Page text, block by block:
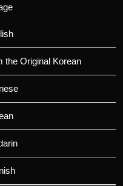
the Original Korean